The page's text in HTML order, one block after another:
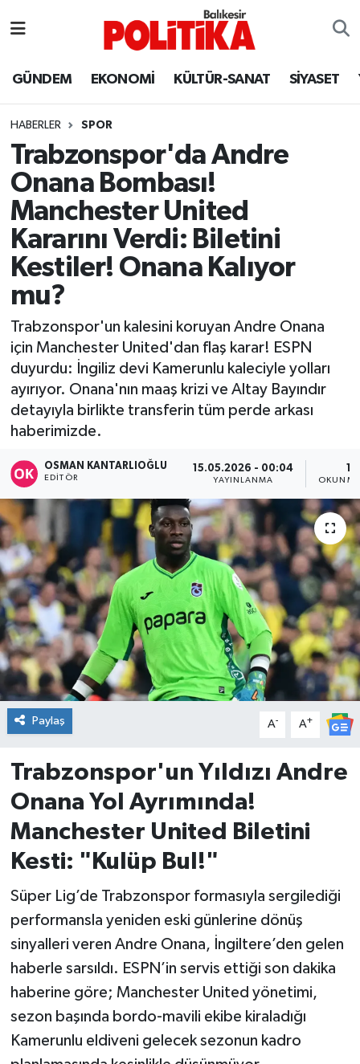
GÜNDEM EKONOMİ KÜLTÜR-SANAT SİYASET
HABERLER SPOR
Trabzonspor'da Andre
Onana Bombası!
Manchester United
Kararını Verdi: Biletini
Kestiler! Onana Kalıyor
mu?
Trabzonspor'un kalesini koruyan Andre Onana
için Manchester United'dan flaş karar! ESPN
duyurdu: İngiliz devi Kamerunlu kaleciyle yolları
ayırıyor. Onana'nın maaş krizi ve Altay Bayındır
detayıyla birlikte transferin tüm perde arkası
haberimizde.
OSMAN KANTARLIOĞLU
EDITÖR
15.05.2026 - 00:04
YAYINLANMA
1
Paylaş A- A+
Trabzonspor'un Yıldızı Andre
Onana Yol Ayrımında!
Manchester United Biletini
Kesti: "Kulüp Bul!"
Süper Lig’de Trabzonspor formasıyla sergilediği
performansla yeniden eski günlerine dönüş
sinyalleri veren Andre Onana, İngiltere’den gelen
haberle sarsıldı. ESPN’in servis ettiği son dakika
haberine göre; Manchester United yönetimi,
sezon başında bordo-mavili ekibe kiraladığı
Kamerunlu eldiveni gelecek sezonun kadro
Ayvalık
Balya
Bandırma
Bigadiç
BİYOGRAFİLER
Burhaniye
ÇEVRE
DÜNYA
Dursunbey
Edremit
EKONOMİ
Erdek
Gömeç
Gönen
Havran
KENT GÜNDEMİ
Kepsut
MAGAZİN
MANŞET
Manyas
OLAY
Balıkesir Hava Durumu
Balıkesir Namaz Vakitleri
Balıkesir Trafik Yoğunluk Haritası
Süper Lig Puan Durumu ve Fikstür
Tüm Manşetler
Son Dakika Haberleri
Haber Arşivi